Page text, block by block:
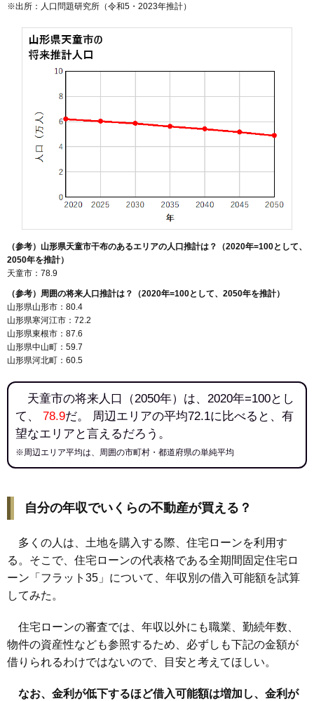
※出所：人口問題研究所（令和5・2023年推計）
（参考）山形県天童市干布のあるエリアの人口推計は？（2020年=100として、
2050年を推計）
天童市：78.9
（参考）周囲の将来人口推計は？（2020年=100として、2050年を推計）
山形県山形市：80.4
山形県寒河江市：72.2
山形県東根市：87.6
山形県中山町：59.7
山形県河北町：60.5
天童市の将来人口（2050年）は、2020年=100とし
て、 78.9だ。 周辺エリアの平均72.1に比べると、有
望なエリアと言えるだろう。
※周辺エリア平均は、周囲の市町村・都道府県の単純平均
自分の年収でいくらの不動産が買える？
多くの人は、土地を購入する際、住宅ローンを利用す
る。そこで、住宅ローンの代表格である全期間固定住宅ロ
ーン「フラット35」について、年収別の借入可能額を試算
してみた。
住宅ローンの審査では、年収以外にも職業、勤続年数、
物件の資産性なども参照するため、必ずしも下記の金額が
借りられるわけではないので、目安と考えてほしい。
なお、金利が低下するほど借入可能額は増加し、金利が